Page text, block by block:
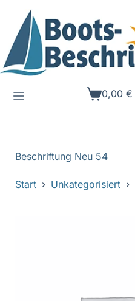
Inhalt
springen
Warenkorb
0,00€
Beschriftung Neu 54
Start Unkategorisiert